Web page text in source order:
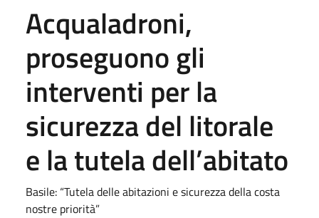
Acqualadroni,
proseguono gli
interventi per la
sicurezza del litorale
e la tutela dell’abitato
Basile: “Tutela delle abitazioni e sicurezza della costa
nostre priorità”